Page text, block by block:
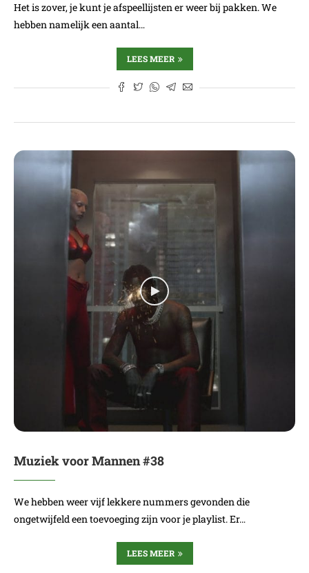
Het is zover, je kunt je afspeellijsten er weer bij pakken. We
hebben namelijk een aantal…
LEES MEER
Muziek voor Mannen #38
We hebben weer vijf lekkere nummers gevonden die
ongetwijfeld een toevoeging zijn voor je playlist. Er…
LEES MEER